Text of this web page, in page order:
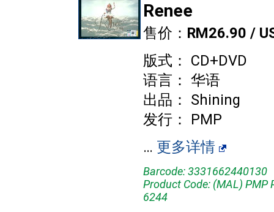
Renee
售价： RM26.90 /
版式： CD+DVD
语言： 华语
出品： Shining
发行： PMP
… 更多详情
Barcode: 3331662440130
Product Code: (MAL) PMP
6244